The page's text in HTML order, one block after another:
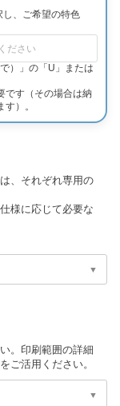
、ご希望の特色
）」の「U」または
です（その場合は納
）。
、それぞれ専用の
様に応じて必要な
。印刷範囲の詳細
ご活用ください。